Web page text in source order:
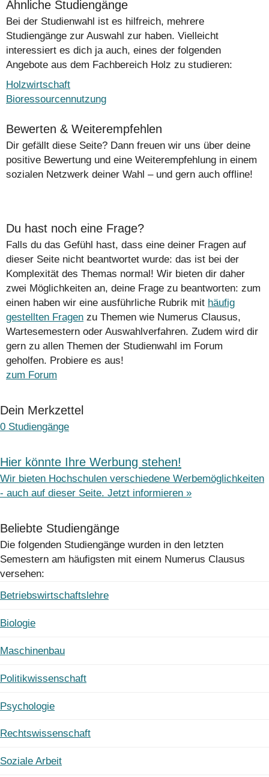
Ähnliche Studiengänge
Bei der Studienwahl ist es hilfreich, mehrere
Studiengänge zur Auswahl zur haben. Vielleicht
interessiert es dich ja auch, eines der folgenden
Angebote aus dem Fachbereich Holz zu studieren:
Holzwirtschaft
Bioressourcennutzung
Bewerten & Weiterempfehlen
Dir gefällt diese Seite? Dann freuen wir uns über deine
positive Bewertung und eine Weiterempfehlung in einem
sozialen Netzwerk deiner Wahl – und gern auch offline!
Du hast noch eine Frage?
Falls du das Gefühl hast, dass eine deiner Fragen auf
dieser Seite nicht beantwortet wurde: das ist bei der
Komplexität des Themas normal! Wir bieten dir daher
zwei Möglichkeiten an, deine Frage zu beantworten: zum
einen haben wir eine ausführliche Rubrik mit häufig
gestellten Fragen zu Themen wie Numerus Clausus,
Wartesemestern oder Auswahlverfahren. Zudem wird dir
gern zu allen Themen der Studienwahl im Forum
geholfen. Probiere es aus!
zum Forum
Dein Merkzettel
0 Studiengänge
Hier könnte Ihre Werbung stehen!
Wir bieten Hochschulen verschiedene Werbemöglichkeiten
- auch auf dieser Seite. Jetzt informieren »
Beliebte Studiengänge
Die folgenden Studiengänge wurden in den letzten
Semestern am häufigsten mit einem Numerus Clausus
versehen:
Betriebswirtschaftslehre
Biologie
Maschinenbau
Politikwissenschaft
Psychologie
Rechtswissenschaft
Soziale Arbeit